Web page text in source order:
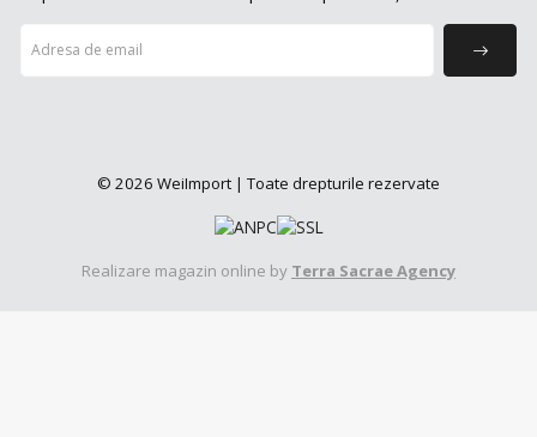
© 2026 WeiImport | Toate drepturile rezervate
Realizare magazin online by Terra Sacrae Agency